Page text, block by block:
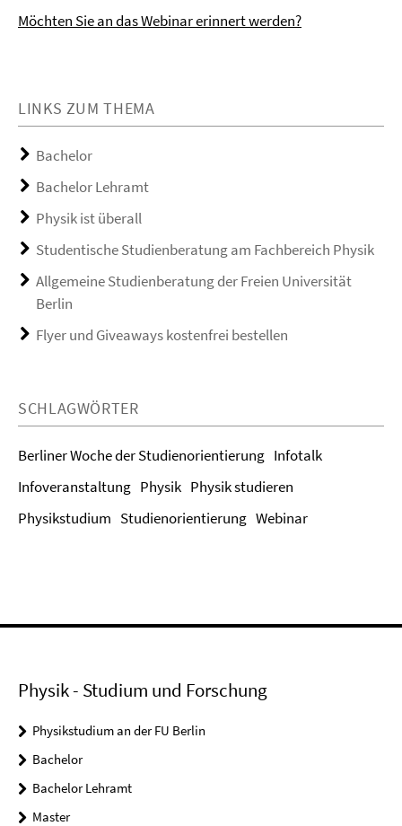
Möchten Sie an das Webinar erinnert werden?
LINKS ZUM THEMA
Bachelor
Bachelor Lehramt
Physik ist überall
Studentische Studienberatung am Fachbereich Physik
Allgemeine Studienberatung der Freien Universität
Berlin
Flyer und Giveaways kostenfrei bestellen
SCHLAGWÖRTER
Berliner Woche der Studienorientierung Infotalk
Infoveranstaltung Physik Physik studieren
Physikstudium Studienorientierung Webinar
Physik - Studium und Forschung
Physikstudium an der FU Berlin
Bachelor
Bachelor Lehramt
Master